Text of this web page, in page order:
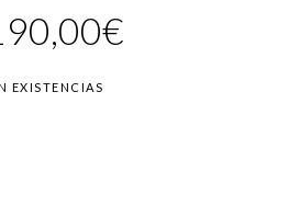
€
EXISTENCIAS